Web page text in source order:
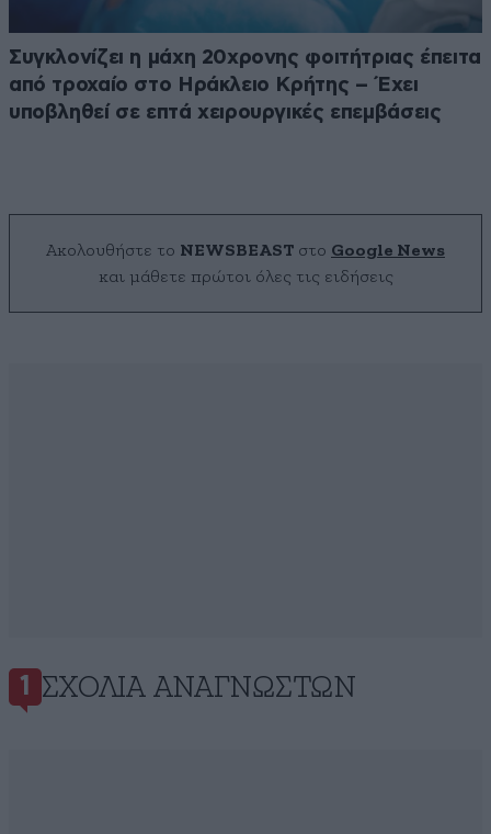
Συγκλονίζει η μάχη 20χρονης φοιτήτριας έπειτα
από τροχαίο στο Ηράκλειο Κρήτης – Έχει
υποβληθεί σε επτά χειρουργικές επεμβάσεις
Ακολουθήστε το NEWSBEAST στο Google News
και μάθετε πρώτοι όλες τις ειδήσεις
1 ΣΧΌΛΙΑ ΑΝΑΓΝΩΣΤΏΝ